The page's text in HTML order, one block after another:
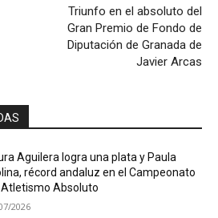
Triunfo en el absoluto del
Gran Premio de Fondo de
Diputación de Granada de
Javier Arcas
Aguilera logra una plata y Paula
récord andaluz en el Campeonato
Absoluto
2026